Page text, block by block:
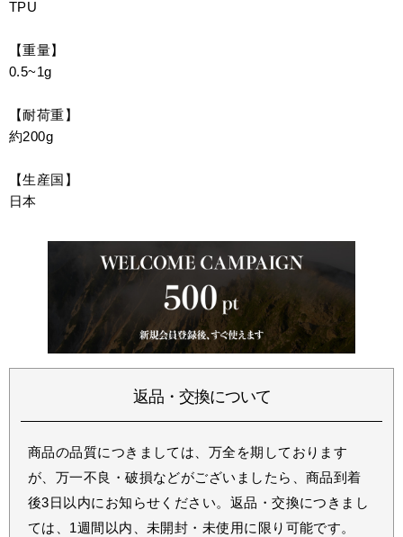
TPU
【重量】
0.5~1g
【耐荷重】
約200g
【生産国】
日本
返品・交換について
商品の品質につきましては、万全を期しております
が、万一不良・破損などがございましたら、商品到着
後3日以内にお知らせください。返品・交換につきまし
ては、1週間以内、未開封・未使用に限り可能です。